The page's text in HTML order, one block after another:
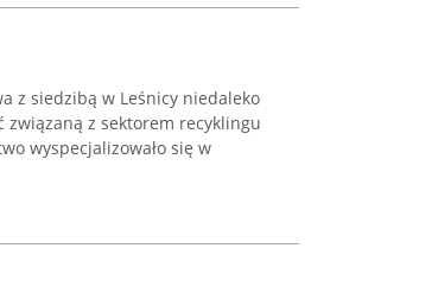
z siedzibą w Leśnicy niedaleko
związaną z sektorem recyklingu
wyspecjalizowało się w